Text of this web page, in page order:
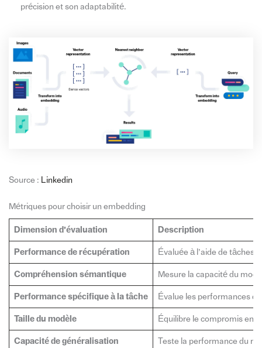
précision et son adaptabilité.
Source : Linkedin
Métriques pour choisir un embedding
Dimension d’évaluation Description
Performance de récupération Évaluée à l’aide de tâches
Compréhension sémantique Mesure la capacité du
Performance spécifique à la tâche Évalue les performances
Taille du modèle Équilibre le compromis
Capacité de généralisation Teste la performance du